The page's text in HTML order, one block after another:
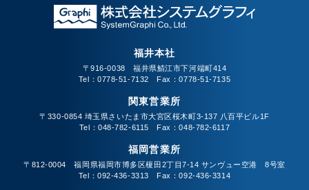
福井本社
〒916-0038 福井県鯖江市下河端町414
Tel：0778-51-7132 Fax：0778-51-7135
関東営業所
〒330-0854 埼玉県さいたま市大宮区桜木町3-137 八百平ビル1F
Tel：048-782-6115 Fax：048-782-6117
福岡営業所
〒812-0004 福岡県福岡市博多区榎田2丁目7-14 サンヴュー空港 8号室
Tel：092-436-3313 Fax：092-436-3314